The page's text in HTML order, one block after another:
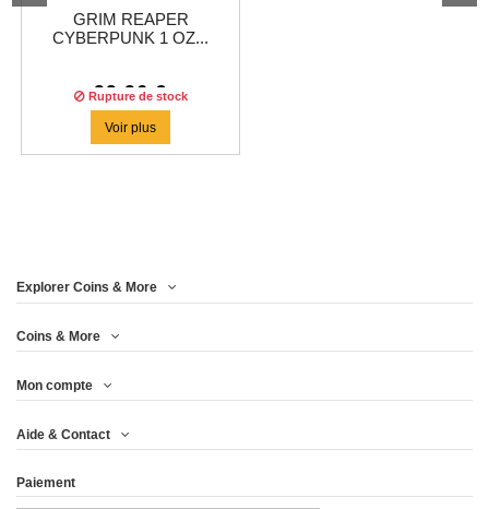
GRIM REAPER
CYBERPUNK 1 OZ...
99,96 €
Rupture de stock
Voir plus
Explorer Coins & More
Coins & More
Mon compte
Aide & Contact
Paiement